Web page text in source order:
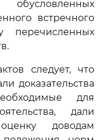
встречного
перечисленных
следует, что
доказательства
для
дали
доводам